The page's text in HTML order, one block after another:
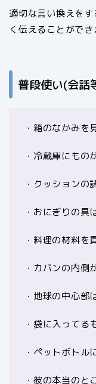
適切な言い換えを
く伝えることができ
普段使い(会話
・箱のなかみを
・冷蔵庫にもの
・クッションの
・おにぎりの具
・料理の材料を
・カバンの内側
・地球の中心部
・袋に入ってる
・ペットボトル
・彼の本当のと